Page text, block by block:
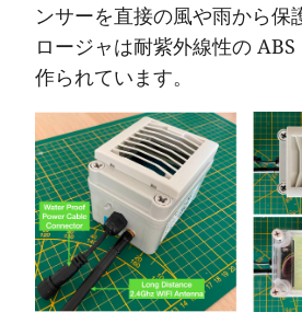
ンサーを直接の風や雨から保
ロージャは耐紫外線性の
作られています。